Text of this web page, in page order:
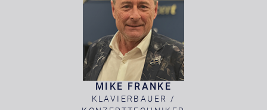
MIKE FRANKE
KLAVIERBAUER /